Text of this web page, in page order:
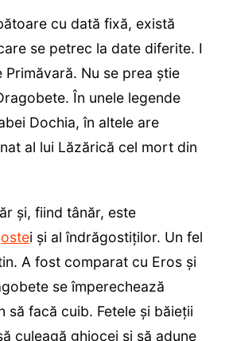
cu dată fixă, există
se petrec la date diferite. I
Primăvară. Nu se prea ştie
În unele legende
Dochia, în altele are
al lui Lăzărică cel mort din
şi, fiind tânăr, este
i şi al îndrăgostiţilor. Un fel
A fost comparat cu Eros şi
se împerechează
să facă cuib. Fetele şi băieţii
culeagă ghiocei şi să adune